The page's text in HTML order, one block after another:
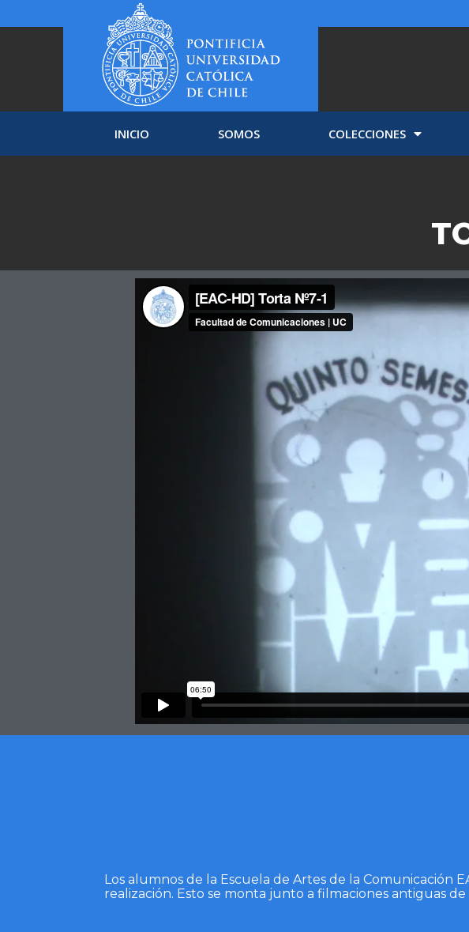
INICIO SOMOS COLECCIONES
Los alumnos de la Escuela de Artes de la Comunicación
realización. Esto se monta junto a filmaciones antiguas